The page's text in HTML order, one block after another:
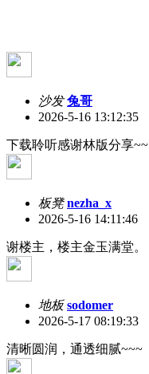
沙发 兔哥
2026-5-16 13:12:35
下载聆听感谢林版分享~~
板凳 nezha_x
2026-5-16 14:11:46
谢楼主，楼主金玉满堂。
地板 sodomer
2026-5-17 08:19:33
清晰圆润，通透细腻~~~